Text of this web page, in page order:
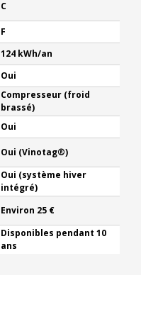
C
F
124 kWh/an
Oui
Compresseur (froid
brassé)
Oui
Oui (Vinotag®)
Oui (système hiver
intégré)
Environ 25 €
Disponibles pendant 10
ans